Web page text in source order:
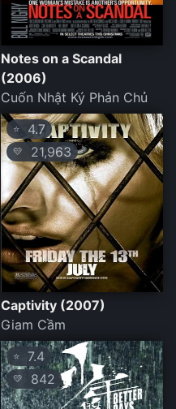
Notes on a Scandal
(2006)
Cuốn Nhật Ký Phản Chủ
⭐ 4.7
💛 21,963
Captivity (2007)
Giam Cầm
⭐ 7.4
💛 842